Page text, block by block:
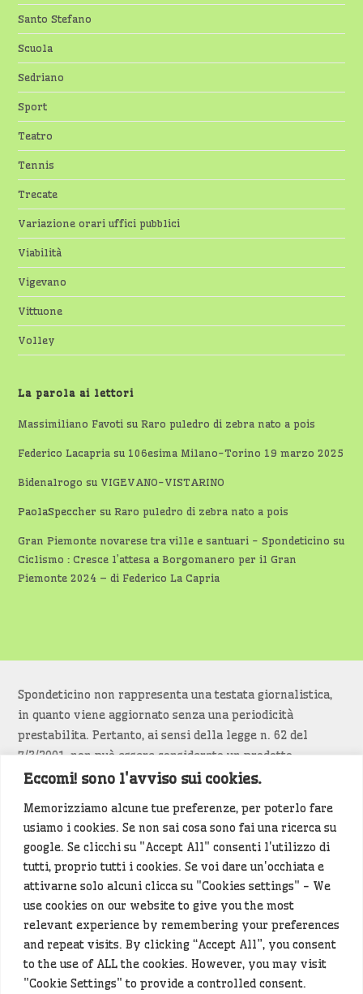
Eccomi! sono l'avviso sui cookies.
Memorizziamo alcune tue preferenze, per poterlo fare
usiamo i cookies. Se non sai cosa sono fai una ricerca su
google. Se clicchi su "Accept All" consenti l'utilizzo di
tutti, proprio tutti i cookies. Se voi dare un'occhiata e
attivarne solo alcuni clicca su "Cookies settings" - We
use cookies on our website to give you the most
relevant experience by remembering your preferences
and repeat visits. By clicking “Accept All”, you consent
to the use of ALL the cookies. However, you may visit
"Cookie Settings" to provide a controlled consent.
Santo Stefano
Scuola
Sedriano
Sport
Teatro
Tennis
Trecate
Variazione orari uffici pubblici
Viabilità
Vigevano
Vittuone
Volley
La parola ai lettori
Massimiliano Favoti suRaro puledro di zebra nato a pois
Federico Lacapria su 106esima Milano-Torino 19 marzo 2025
Bidenalrogo su VIGEVANO-VISTARINO
PaolaSpeccher suRaro puledro di zebra nato a pois
Gran Piemonte novarese tra ville e santuari - Spondeticino su
Ciclismo : Cresce l’attesa a Borgomanero per il Gran
Piemonte 2024 – di Federico La Capria
Spondeticino non rappresenta una testata giornalistica,
in quanto viene aggiornato senza una periodicità
prestabilita. Pertanto, ai sensi della legge n. 62 del
7/3/2001, non può essere considerato un prodotto
editoriale.
Siamo attenti a non violare copyright e diritti
d’immagine. Se un contenuto è di tua proprietà e vuoi
richiederne la rimozionediccelo(<- clicca per inviarci un
messaggio).
Alcuni articoli sono generati in bozza rielaborando, con
l'intelligenza artificiale generativa, contenuti
provenienti da fonti istituzionali e altri siti di interesse
locale. Prima della pubblicazioni l'articolo viene
controllato dalla redazione.